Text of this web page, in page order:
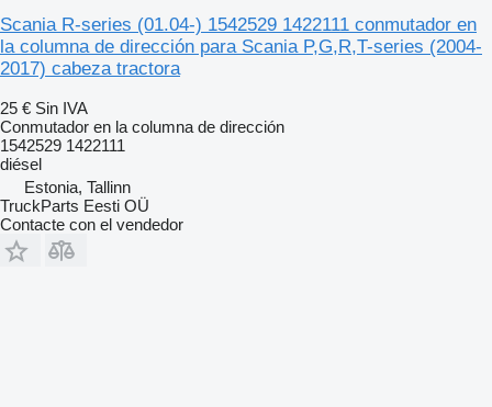
Scania R-series (01.04-) 1542529 1422111 conmutador en
la columna de dirección para Scania P,G,R,T-series (2004-
2017) cabeza tractora
25 € Sin IVA
Conmutador en la columna de dirección
1542529 1422111
diésel
Estonia, Tallinn
TruckParts Eesti OÜ
Contacte con el vendedor